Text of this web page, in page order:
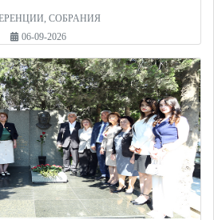
СОБРАНИЯ
06-09-2026